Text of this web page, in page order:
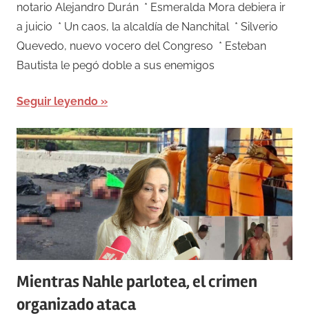
notario Alejandro Durán * Esmeralda Mora debiera ir
a juicio * Un caos, la alcaldía de Nanchital * Silverio
Quevedo, nuevo vocero del Congreso * Esteban
Bautista le pegó doble a sus enemigos
Seguir leyendo
Mientras Nahle parlotea, el crimen
organizado ataca